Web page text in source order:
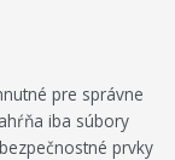
pre správne
iba súbory
prvky